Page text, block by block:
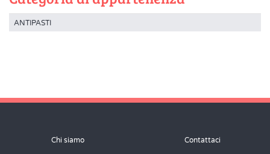
ANTIPASTI
Chi siamo Contattaci